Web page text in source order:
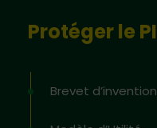
Protéger le PI
Brevet d’invention